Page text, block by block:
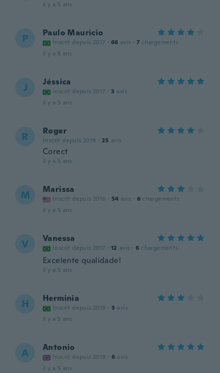
il y a 5 ans
P Paulo Mauricio
Inscrit depuis 2017 · 66 avis · 7 chargements
il y a 5 ans
J Jéssica
Inscrit depuis 2017 · 3 avis
il y a 5 ans
R Roger
Inscrit depuis 2019 · 25 avis
Corect
il y a 5 ans
M Marissa
Inscrit depuis 2016 · 54 avis · 6 chargements
il y a 5 ans
V Vanessa
Inscrit depuis 2017 · 12 avis · 6 chargements
Excelente qualidade!
il y a 5 ans
H Herminia
Inscrit depuis 2019 · 3 avis
il y a 5 ans
A Antonio
Inscrit depuis 2018 · 6 avis
il y a 5 ans